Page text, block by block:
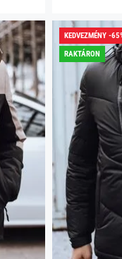
KEDVEZMÉNY -
RAKTÁRON